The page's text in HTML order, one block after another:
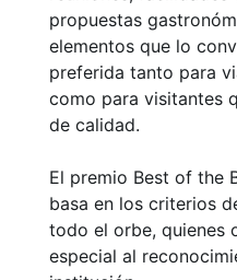
propuestas
elementos que lo
preferida tanto para
como para visitantes
de calidad.
El premio Best of the
basa en los criterios
todo el orbe, quienes
especial al